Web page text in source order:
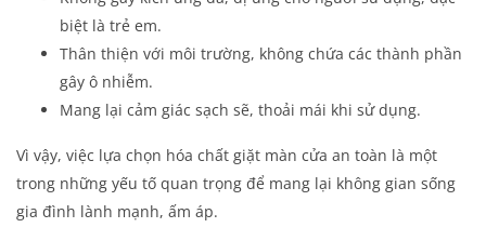
biệt là trẻ em.
Thân thiện với môi trường, không chứa các thành phần
gây ô nhiễm.
Mang lại cảm giác sạch sẽ, thoải mái khi sử dụng.
Vì vậy, việc lựa chọn hóa chất giặt màn cửa an toàn là một
trong những yếu tố quan trọng để mang lại không gian sống
gia đình lành mạnh, ấm áp.